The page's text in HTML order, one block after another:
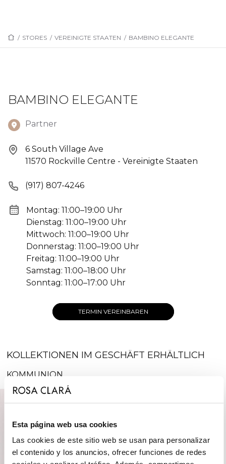
Esta página web usa cookies
Las cookies de este sitio web se usan para personalizar
el contenido y los anuncios, ofrecer funciones de redes
/ STORES / VEREINIGTE STAATEN / BAMBINO ELEGANTE
BAMBINO ELEGANTE
Partner
6 South Village Ave
11570 Rockville Centre - Vereinigte Staaten
(917) 807-4246
Montag: 11:00–19:00 Uhr
Dienstag: 11:00–19:00 Uhr
Mittwoch: 11:00–19:00 Uhr
Donnerstag: 11:00–19:00 Uhr
Freitag: 11:00–19:00 Uhr
Samstag: 11:00–18:00 Uhr
Sonntag: 11:00–17:00 Uhr
TERMIN VEREINBAREN
KOLLEKTIONEN IM GESCHÄFT ERHÄLTLICH
KOMMUNION